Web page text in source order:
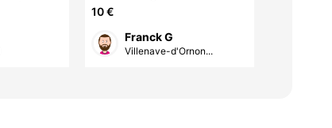
10 €
Franck G
Villenave-d'Ornon...